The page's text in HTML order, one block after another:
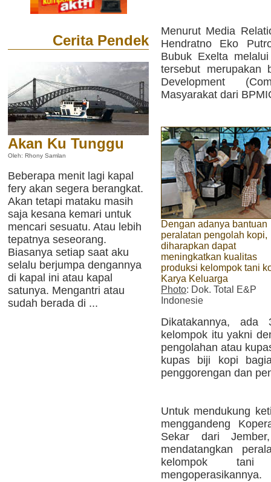
Cerita Pendek
Akan Ku Tunggu
Oleh: Rhony Samlan
Beberapa menit lagi kapal
fery akan segera berangkat.
Akan tetapi mataku masih
saja kesana kemari untuk
mencari sesuatu. Atau lebih
tepatnya seseorang.
Biasanya setiap saat aku
selalu berjumpa dengannya
di kapal ini atau kapal
satunya. Mengantri atau
sudah berada di ...
Menurut Media
Hendratno Eko
Bubuk Exelta
tersebut merupakan
Development
Masyarakat dari
Dengan adanya bantuan
peralatan pengolah kopi,
diharapkan dapat
meningkatkan kualitas
produksi kelompok tani
Karya Keluarga
Photo: Dok. Total E&P
Indonesie
Dikatakannya, ada
kelompok itu yakni
pengolahan atau
kupas biji kopi
penggorengan dan
Untuk mendukung
menggandeng
Sekar dari
mendatangkan
kelompok
mengoperasikannya.